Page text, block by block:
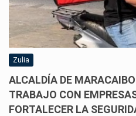
Zulia
ALCALDÍA DE
TRABAJO CON
FORTALECER LA